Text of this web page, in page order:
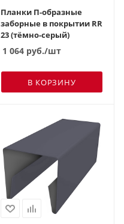
Планки П-образные
заборные в покрытии RR
23 (тёмно-серый)
1 064 руб./шт
В КОРЗИНУ